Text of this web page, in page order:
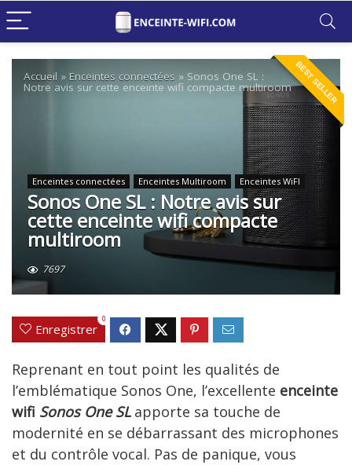
BEST SELLER
Accueil » Enceintes connectées » Sonos One SL :
Notre avis sur cette enceinte wifi compacte multiroom
Enceintes connectées Enceintes Multiroom Enceintes WiFI
Sonos One SL : Notre avis sur
cette enceinte wifi compacte
multiroom
7697
Enregistrer
0
Reprenant en tout point les qualités de
l’emblématique Sonos One, l’excellente enceinte
wifi Sonos One SLapporte sa touche de
modernité en se débarrassant des microphones
et du contrôle vocal. Pas de panique, vous